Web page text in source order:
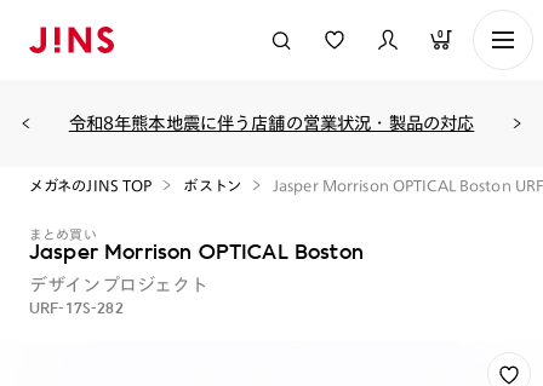
0
令和8年熊本地震に伴う店舗の営業状況・製品の対応
メガネのJINS TOP ボストン Jasper Morrison OPTICAL Boston
まとめ買い
Jasper Morrison OPTICAL Boston
デザインプロジェクト
URF-17S-282